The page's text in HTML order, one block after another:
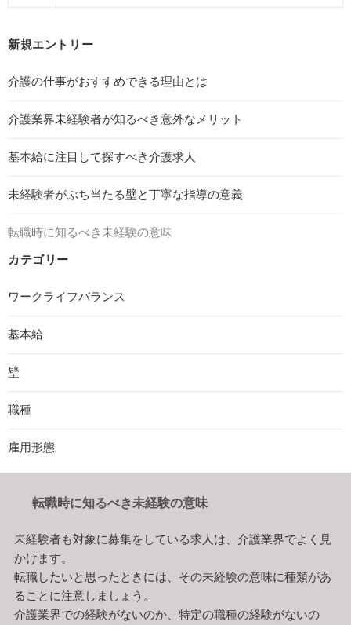
新規エントリー
介護の仕事がおすすめできる理由とは
介護業界未経験者が知るべき意外なメリット
基本給に注目して探すべき介護求人
未経験者がぶち当たる壁と丁寧な指導の意義
転職時に知るべき未経験の意味
カテゴリー
ワークライフバランス
基本給
壁
職種
雇用形態
転職時に知るべき未経験の意味
未経験者も対象に募集をしている求人は、介護業界でよく見
かけます。
転職したいと思ったときには、その未経験の意味に種類があ
ることに注意しましょう。
介護業界での経験がないのか、特定の職種の経験がないの